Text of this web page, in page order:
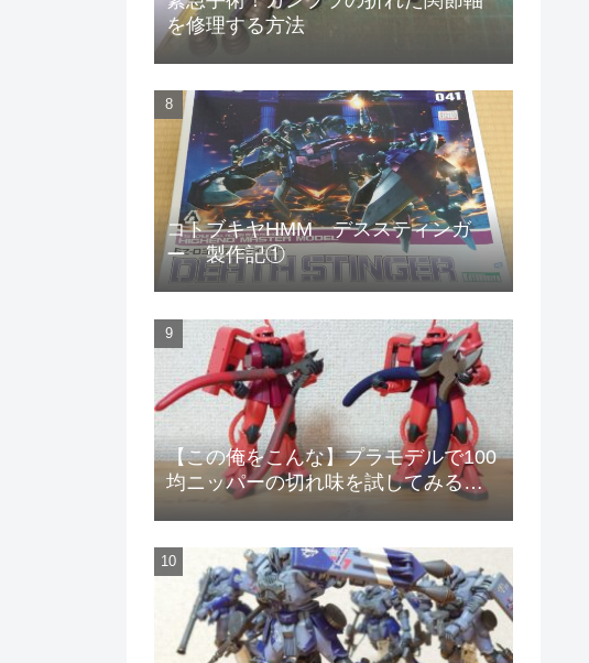
を修理する方法
コトブキヤHMM デススティンガ
ー 製作記①
【この俺をこんな】プラモデルで100
均ニッパーの切れ味を試してみる